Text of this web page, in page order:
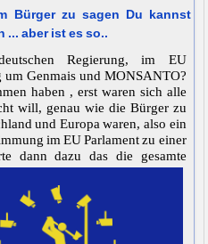
Bürger zu sagen Du kannst
... aber ist es so..
Regierung, im EU
um Genmais und MONSANTO?
haben , erst waren sich alle
will, genau wie die Bürger zu
und Europa waren, also ein
im EU Parlament zu einer
dann dazu das die gesamte